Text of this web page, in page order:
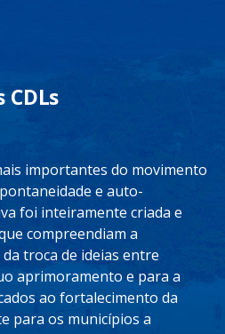
CDLs
importantes do movimento
e auto-
foi inteiramente criada e
compreendiam a
troca de ideias entre
aprimoramento e para a
ao fortalecimento da
para os municípios a